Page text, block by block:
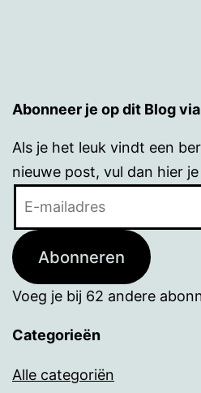
Abonneer je op dit Blog
Als je het leuk vindt een
nieuwe post, vul dan hier
Abonneren
Voeg je bij 62 andere
Categorieën
Alle categoriën